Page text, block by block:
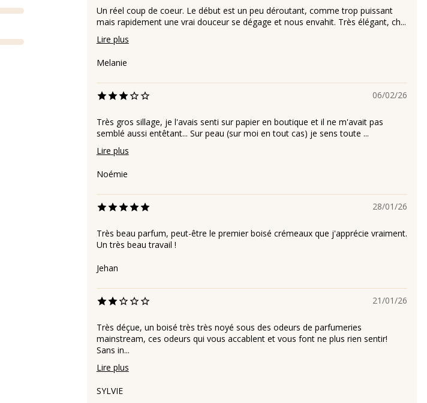
Un réel coup de coeur. Le début est un peu déroutant, comme trop puissant
mais rapidement une vrai douceur se dégage et nous envahit. Très élégant, ch...
Lire plus
Melanie
06/02/26
Très gros sillage, je l'avais senti sur papier en boutique et il ne m'avait pas
semblé aussi entêtant... Sur peau (sur moi en tout cas) je sens toute ...
Lire plus
Noémie
28/01/26
Très beau parfum, peut-être le premier boisé crémeaux que j'apprécie vraiment.
Un très beau travail !
Jehan
21/01/26
Très déçue, un boisé très très noyé sous des odeurs de parfumeries
mainstream, ces odeurs qui vous accablent et vous font ne plus rien sentir!
Sans in...
Lire plus
SYLVIE